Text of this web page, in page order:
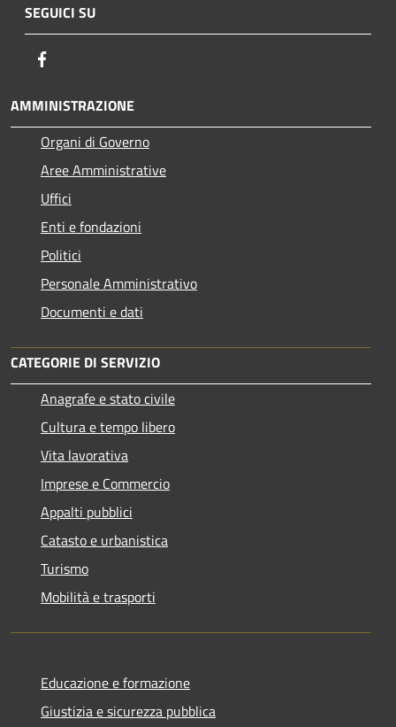
SEGUICI SU
AMMINISTRAZIONE
Organi di Governo
Aree Amministrative
Uffici
Enti e fondazioni
Politici
Personale Amministrativo
Documenti e dati
CATEGORIE DI SERVIZIO
Anagrafe e stato civile
Cultura e tempo libero
Vita lavorativa
Imprese e Commercio
Appalti pubblici
Catasto e urbanistica
Turismo
Mobilità e trasporti
Educazione e formazione
Giustizia e sicurezza pubblica